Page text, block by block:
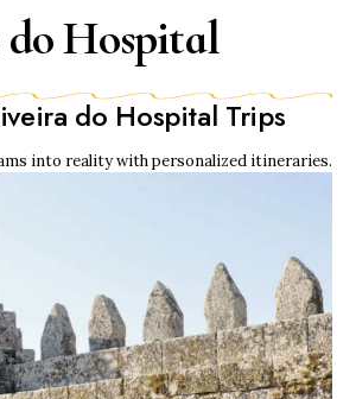
Hospital
do Hospital Trips
into reality with personalized itineraries.